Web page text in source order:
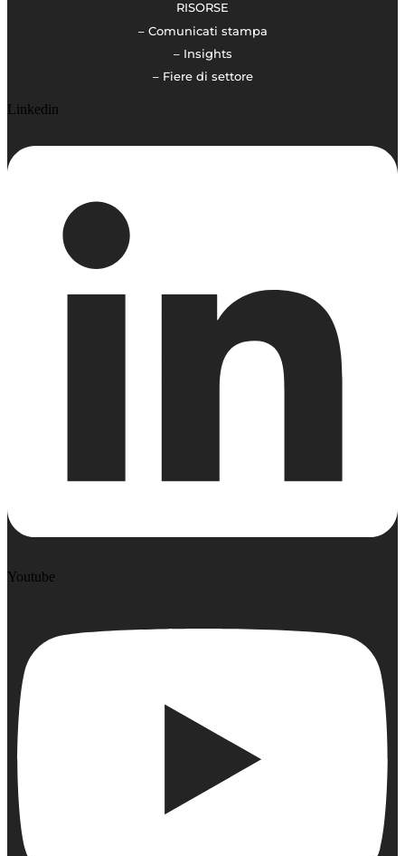
RISORSE
– Comunicati stampa
– Insights
– Fiere di settore
Linkedin
Youtube